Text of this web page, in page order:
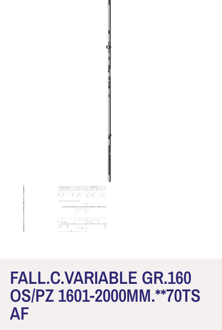
FALL.C.VARIABLE GR.160
OS/PZ 1601-2000MM.**70TS
AF